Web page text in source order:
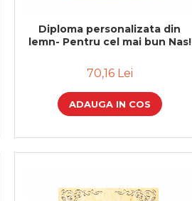
Diploma personalizata din
lemn- Pentru cel mai bun Nas!
70,16 Lei
ADAUGA IN COS